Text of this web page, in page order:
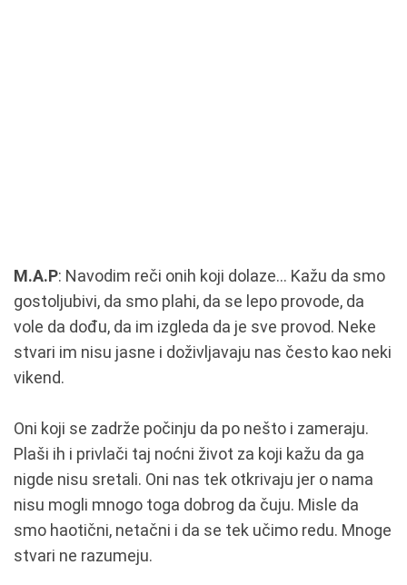
M.A.P: Navodim reči onih koji dolaze... Kažu da smo
gostoljubivi, da smo plahi, da se lepo provode, da
vole da dođu, da im izgleda da je sve provod. Neke
stvari im nisu jasne i doživljavaju nas često kao neki
vikend.
Oni koji se zadrže počinju da po nešto i zameraju.
Plaši ih i privlači taj noćni život za koji kažu da ga
nigde nisu sretali. Oni nas tek otkrivaju jer o nama
nisu mogli mnogo toga dobrog da čuju. Misle da
smo haotični, netačni i da se tek učimo redu. Mnoge
stvari ne razumeju.